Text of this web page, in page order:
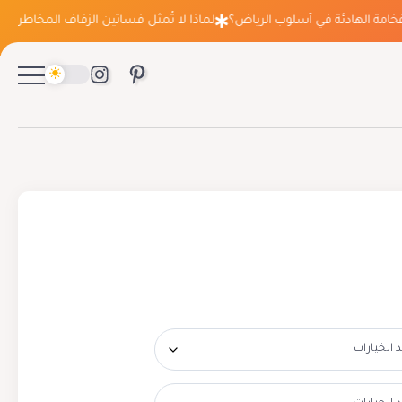
الهادئة في أسلوب الرياض؟ لماذا لا تُمثل فساتين الزفاف المخاطرة التي